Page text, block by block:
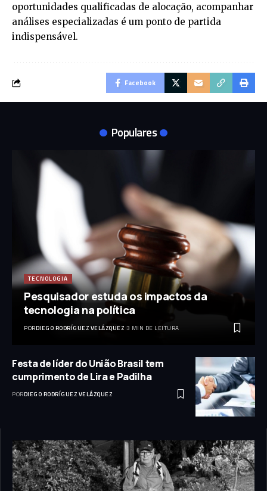
oportunidades qualificadas de alocação, acompanhar
análises especializadas é um ponto de partida
indispensável.
Facebook
Populares
TECNOLOGIA
Pesquisador estuda os impactos da
tecnologia na política
PORDIEGO RODRÍGUEZ VELÁZQUEZ 3 MIN DE LEITURA
Festa de líder do União Brasil tem
cumprimento de Lira e Padilha
PORDIEGO RODRÍGUEZ VELÁZQUEZ